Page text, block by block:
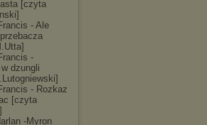
[czyta
- Ale
-
dzungli
]
- Rozkaz
[czyta
-Myron